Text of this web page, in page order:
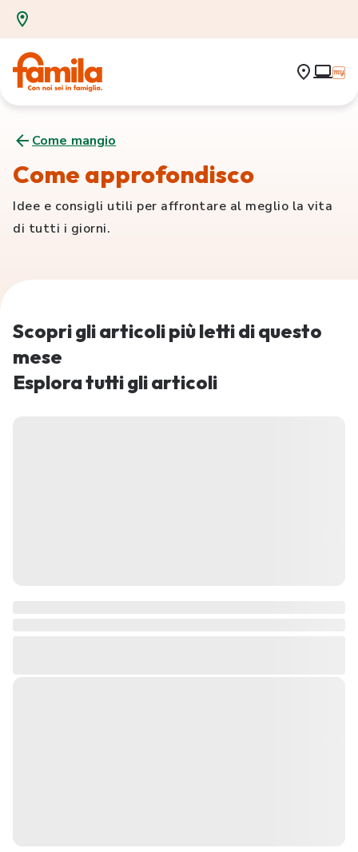
Come mangio
Come approfondisco
Idee e consigli utili per affrontare al meglio la vita
di tutti i giorni.
Scopri gli articoli più letti di questo
mese
Esplora tutti gli articoli